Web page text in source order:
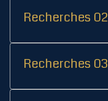
Recherches 02
Recherches 03